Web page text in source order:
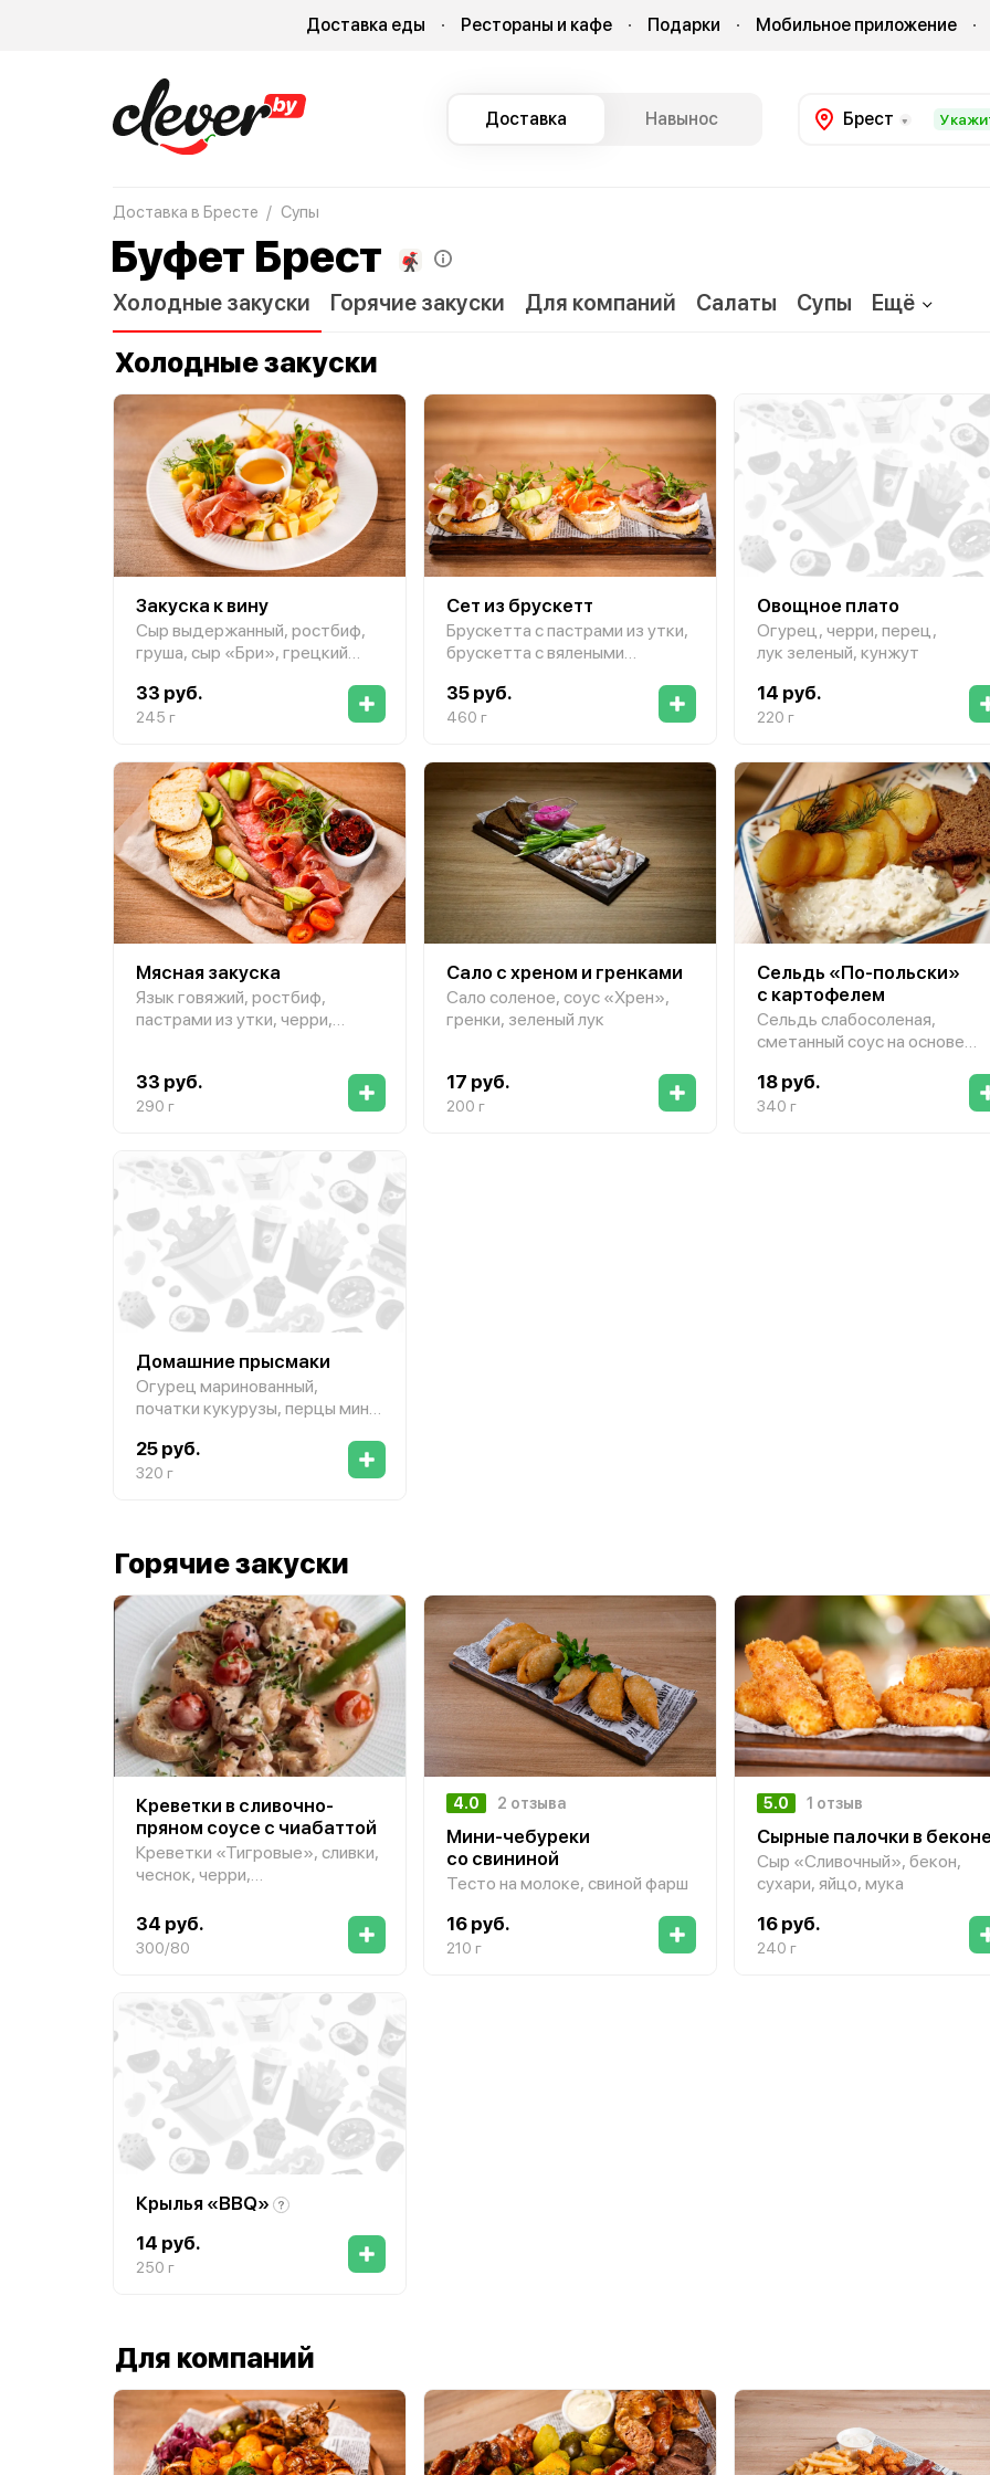
Доставка еды Рестораны и кафе Подарки Мобильное приложение
Доставка Навынос Брест
Доставка в Бресте Супы
Буфет Брест
Холодные закуски Горячие закуски Для компаний Салаты
Супы
Гарниры
Горячие блюда
Хлеб
Отзывы
Ещё
Холодные закуски
Закуска к вину
Сыр выдержанный, ростбиф,
груша, сыр «Бри», грецкий
виноград
33 руб.
245 г
Сет из брускетт
Брускетта с пастрами из утки,
брускетта с вялеными
с ростбифом, брускетта
с говяжьим языком
35 руб.
460 г
Овощное плато
Огурец, черри, перец,
лук зеленый, кунжут
14 руб.
220 г
Мясная закуска
Язык говяжий, ростбиф,
пастрами из утки, черри,
33 руб.
290 г
Сало с хреном и гренками
Сало соленое, соус «Хрен»,
гренки, зеленый лук
17 руб.
200 г
Сельдь «По-польски»
с картофелем
Сельдь слабосоленая,
сметанный соус на основе
хлеб, картофель жареный
18 руб.
340 г
Домашние прысмаки
Огурец маринованный,
початки кукурузы, перцы мини,
маринованные, смалец, хлеб
25 руб.
320 г
Горячие закуски
Креветки в сливочно-
пряном соусе с чиабаттой
Креветки «Тигровые», сливки,
чеснок, черри,
34 руб.
300/80
4.0 2 отзыва
Мини-чебуреки
со свининой
Тесто на молоке, свиной фарш
16 руб.
210 г
5.0 1 отзыв
Сырные палочки в
Сыр «Сливочный», бекон,
сухари, яйцо, мука
16 руб.
240 г
Крылья «BBQ»
14 руб.
250 г
Для компаний